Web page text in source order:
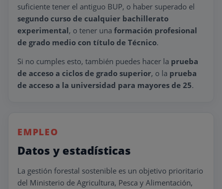
suficiente tener el antiguo BUP, o haber superado el
segundo curso de cualquier bachillerato
experimental, o tener una formación profesional
de grado medio con título de Técnico.
Si no cumples esto, también puedes hacer la prueba
de acceso a ciclos de grado superior, o la prueba
de acceso a la universidad para mayores de 25.
EMPLEO
Datos y estadísticas
La gestión forestal sostenible es un objetivo prioritario
del Ministerio de Agricultura, Pesca y Alimentación,